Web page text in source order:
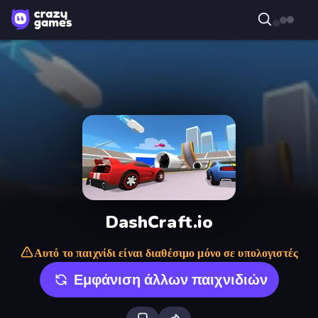
DashCraft.io
Αυτό το παιχνίδι είναι διαθέσιμο μόνο σε υπολογιστές
Εμφάνιση άλλων παιχνιδιών